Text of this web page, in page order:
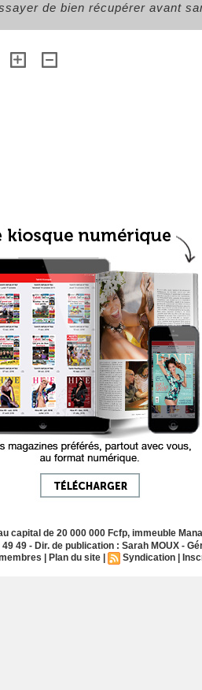
de bien récupérer avant
capital de 20 000 000 Fcfp, immeuble
49 49 - Dir. de publication : Sarah MOUX -
Plan du site Syndication